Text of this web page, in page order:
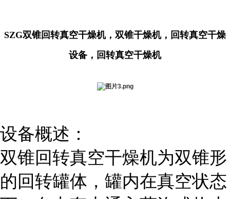
SZG双锥回转真空干燥机，双锥干燥机，回转真空干燥
设备，回转真空干燥机
设备概述：
双锥回转真空干燥机为双锥形
的回转罐体，罐内在真空状态